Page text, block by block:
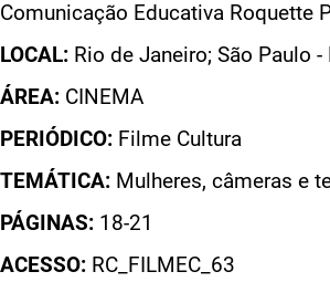
Comunicação Educativa Roquette
LOCAL: Rio de Janeiro; São Paulo -
ÁREA: CINEMA
PERIÓDICO: Filme Cultura
TEMÁTICA: Mulheres, câmeras e
PÁGINAS: 18-21
ACESSO: RC_FILMEC_63